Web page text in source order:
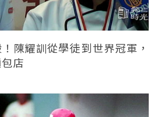
陳耀訓從學徒到世界冠軍，
店